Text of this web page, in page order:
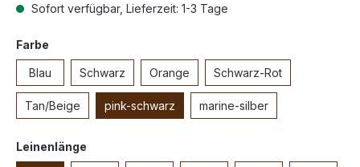
Sofort verfügbar, Lieferzeit: 1-3 Tage
Farbe
Blau Schwarz Orange Schwarz-Rot
Tan/Beige pink-schwarz marine-silber
Leinenlänge